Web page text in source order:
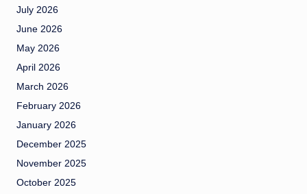
July 2026
June 2026
May 2026
April 2026
March 2026
February 2026
January 2026
December 2025
November 2025
October 2025